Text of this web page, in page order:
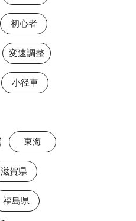
初心者
変速調整
小径車
東海
滋賀県
福島県